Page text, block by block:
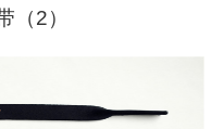
带
（2）